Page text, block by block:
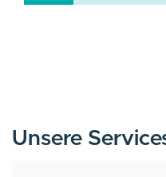
Unsere